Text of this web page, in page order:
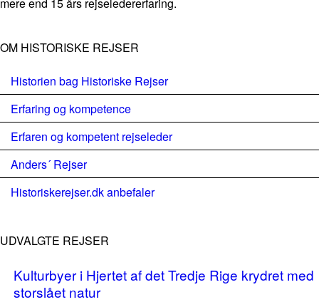
OM HISTORISKE REJSER
Historien bag Historiske Rejser
Erfaring og kompetence
Erfaren og kompetent rejseleder
Anders´ Rejser
Historiskerejser.dk anbefaler
UDVALGTE REJSER
Kulturbyer i Hjertet af det Tredje Rige krydret med
storslået natur